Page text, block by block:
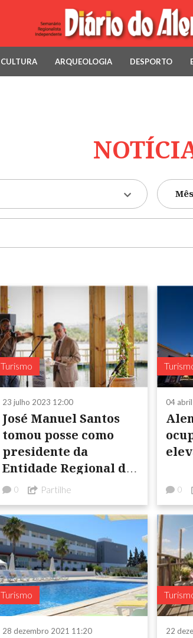
CULTURA ARQUEOLOGIA DESPORTO
Turismo
23 julho 2023 12:00
José Manuel Santos
tomou posse como
presidente da
Entidade Regional de
Turismo
0 Partilhe
04
0
Turismo
28 dezembro 2021 11:20 22